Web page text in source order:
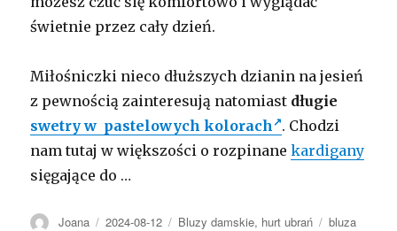
świetnie przez cały dzień.
Miłośniczki nieco dłuższych dzianin na jesień
z pewnością zainteresują natomiast długie
swetry w pastelowych kolorach
. Chodzi
nam tutaj w większości o rozpinanekardigany
sięgające do …
Autor
Joana Opublikowano
2024-08-12 Kategorie
Bluzy damskie, hurt ubrań Tagi
bluza